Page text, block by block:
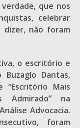
que nos
celebrar
dizer, não foram
o escritório e
Dantas,
Mais
Admirado” na
Advocacia.
foram